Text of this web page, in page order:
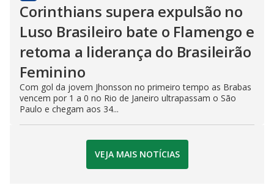
Corinthians supera expulsão no
Luso Brasileiro bate o Flamengo e
retoma a liderança do Brasileirão
Feminino
Com gol da jovem Jhonsson no primeiro tempo as Brabas
vencem por 1 a 0 no Rio de Janeiro ultrapassam o São
Paulo e chegam aos 34...
VEJA MAIS NOTÍCIAS